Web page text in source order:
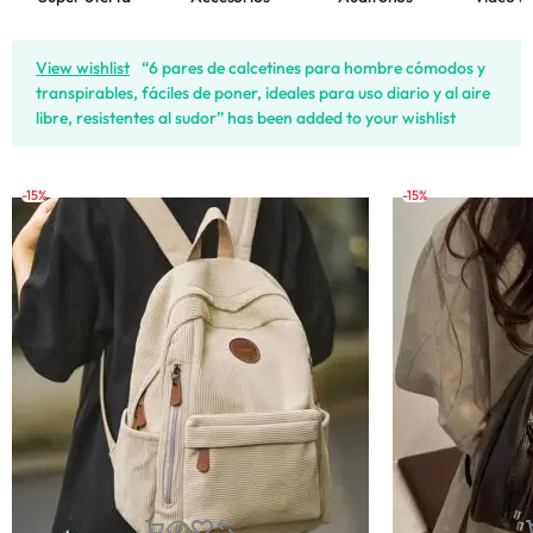
View wishlist “6 pares de calcetines para hombre cómodos y
transpirables, fáciles de poner, ideales para uso diario y al aire
libre, resistentes al sudor” has been added to your wishlist
-15% -15%